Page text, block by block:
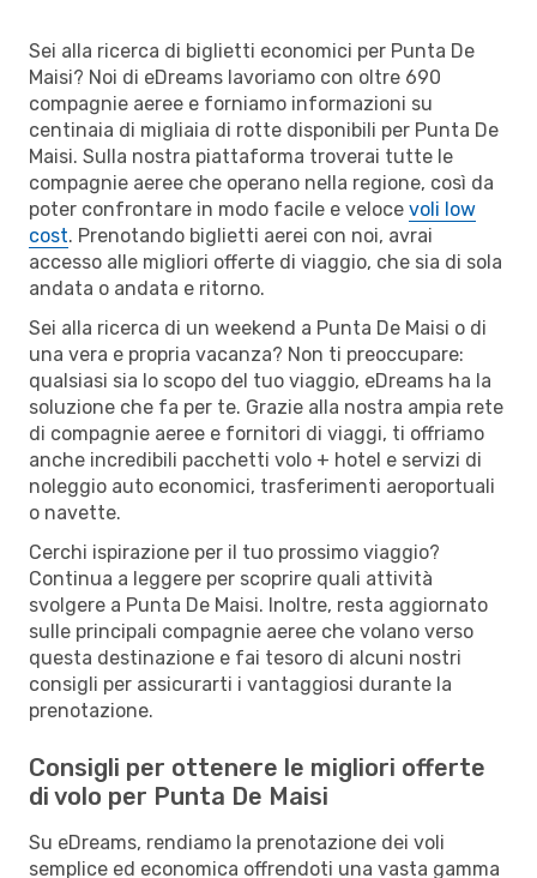
Sei alla ricerca di biglietti economici per Punta De
Maisi? Noi di eDreams lavoriamo con oltre 690
compagnie aeree e forniamo informazioni su
centinaia di migliaia di rotte disponibili per Punta De
Maisi. Sulla nostra piattaforma troverai tutte le
compagnie aeree che operano nella regione, così da
poter confrontare in modo facile e veloce voli low
cost. Prenotando biglietti aerei con noi, avrai
accesso alle migliori offerte di viaggio, che sia di sola
andata o andata e ritorno.
Sei alla ricerca di un weekend a Punta De Maisi o di
una vera e propria vacanza? Non ti preoccupare:
qualsiasi sia lo scopo del tuo viaggio, eDreams ha la
soluzione che fa per te. Grazie alla nostra ampia rete
di compagnie aeree e fornitori di viaggi, ti offriamo
anche incredibili pacchetti volo + hotel e servizi di
noleggio auto economici, trasferimenti aeroportuali
o navette.
Cerchi ispirazione per il tuo prossimo viaggio?
Continua a leggere per scoprire quali attività
svolgere a Punta De Maisi. Inoltre, resta aggiornato
sulle principali compagnie aeree che volano verso
questa destinazione e fai tesoro di alcuni nostri
consigli per assicurarti i vantaggiosi durante la
prenotazione.
Consigli per ottenere le migliori offerte
di volo per Punta De Maisi
Su eDreams, rendiamo la prenotazione dei voli
semplice ed economica offrendoti una vasta gamma